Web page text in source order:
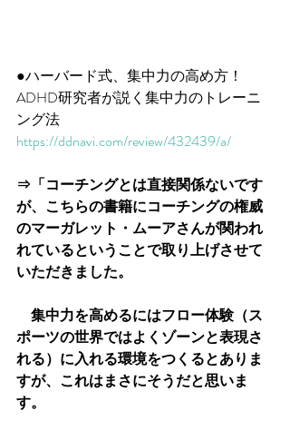
●ハーバード式、集中力の高め方！
ADHD研究者が説く集中力のトレーニ
ング法
https://ddnavi.com/review/432439/a/
⇒「コーチングとは直接関係ないです
が、こちらの書籍にコーチングの権威
のマーガレット・ムーアさんが関われ
れているということで取り上げさせて
いただきました。
集中力を高めるにはフロー体験（ス
ポーツの世界ではよくゾーンと表現さ
れる）に入れる環境をつくるとありま
すが、これはまさにそうだと思いま
す。